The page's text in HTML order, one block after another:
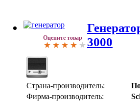
Оцените товар
3000
Страна-производитель:
Фирма-производитель: